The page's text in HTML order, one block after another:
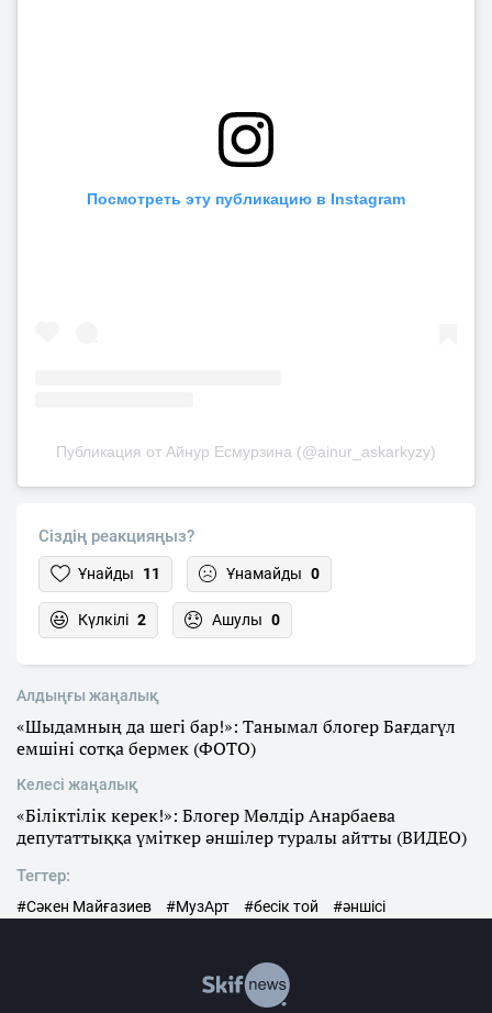
Посмотреть эту публикацию в Instagram
Публикация от Айнур Есмурзина (@ainur_askarkyzy)
Сіздің реакцияңыз?
Ұнайды 11 Ұнамайды 0
Күлкілі 2 Ашулы 0
Алдыңғы жаңалық
«Шыдамның да шегі бар!»: Танымал блогер Бағдагүл
емшіні сотқа бермек (ФОТО)
Келесі жаңалық
«Біліктілік керек!»: Блогер Мөлдір Анарбаева
депутаттыққа үміткер әншілер туралы айтты (ВИДЕО)
Тегтер:
#Сәкен Майғазиев #МузАрт #бесік той #әншісі